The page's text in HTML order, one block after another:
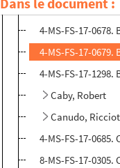
Breton, André
4-MS-FS-17-
4-MS-FS-17-
4-MS-FS-17-
Caby, Robert
Canudo,
4-MS-FS-17-0685.
8-MS-FS-17-